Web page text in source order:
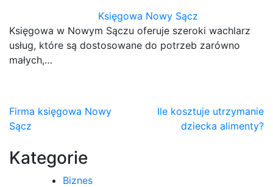
Księgowa Nowy Sącz
Księgowa w Nowym Sączu oferuje szeroki wachlarz
usług, które są dostosowane do potrzeb zarówno
małych,…
Nawigacja
wpisu
Firma księgowa Nowy
Sącz
Ile kosztuje utrzymanie
dziecka alimenty?
Kategorie
Biznes